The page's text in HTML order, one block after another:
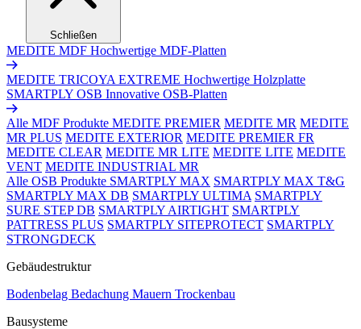
Schließen
MEDITE MDF Hochwertige MDF-Platten
MEDITE TRICOYA EXTREME Hochwertige Holzplatte
SMARTPLY OSB Innovative OSB-Platten
Alle MDF Produkte MEDITE PREMIER MEDITE MR MEDITE
MR PLUS MEDITE EXTERIOR MEDITE PREMIER FR
MEDITE CLEAR MEDITE MR LITE MEDITE LITE MEDITE
VENT MEDITE INDUSTRIAL MR
Alle OSB Produkte SMARTPLY MAX SMARTPLY MAX T&G
SMARTPLY MAX DB SMARTPLY ULTIMA SMARTPLY
SURE STEP DB SMARTPLY AIRTIGHT SMARTPLY
PATTRESS PLUS SMARTPLY SITEPROTECT SMARTPLY
STRONGDECK
Gebäudestruktur
Bodenbelag Bedachung Mauern Trockenbau
Bausysteme